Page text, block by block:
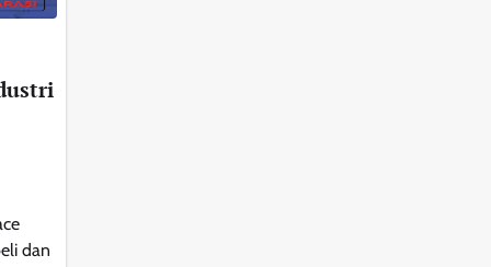
dan